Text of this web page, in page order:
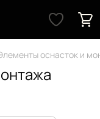
оснасток и